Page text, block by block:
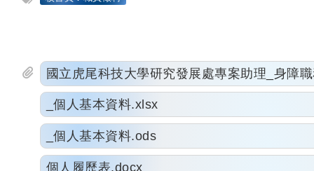
國立虎尾科技大學研究發展處專案助理_身障
_個人基本資料.xlsx
_個人基本資料.ods
個人履歷表.docx